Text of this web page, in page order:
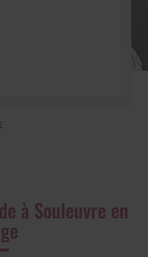
à Souleuvre en